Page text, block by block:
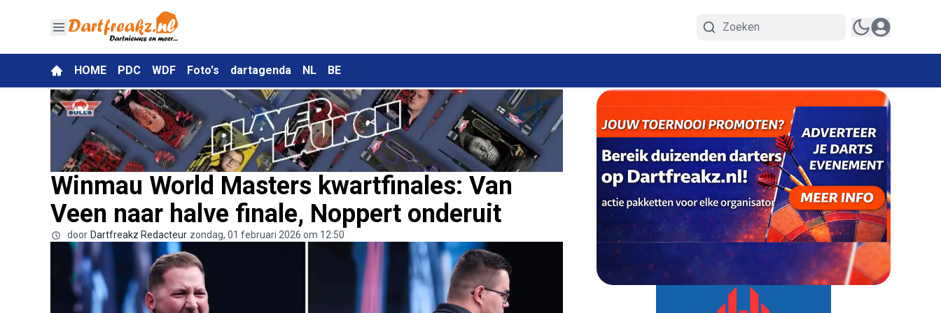
HOME PDC WDF Foto's dartagenda NL BE
Winmau World Masters kwartfinales: Van
Veen naar halve finale, Noppert onderuit
door Dartfreakz Redacteur zondag, 01 februari 2026 om 12:50